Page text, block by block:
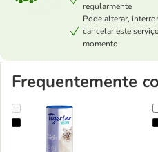
regularmente
Pode alterar,
cancelar este
momento
Frequentemente
Tigerino Vet Relax & Support